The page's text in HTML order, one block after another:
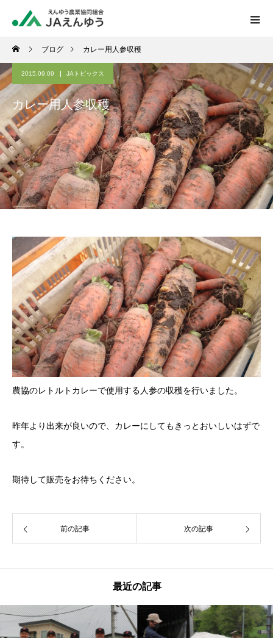
ブログ カレー用人参収穫
2015.09.09 JAトピックス
カレー用人参収穫
農協のレトルトカレーで使用する人参の収穫を行いました。
昨年より出来が良いので、カレーにしてもきっとおいしいはずで
す。
期待して販売をお待ちください。
前の記事 次の記事
最近の記事